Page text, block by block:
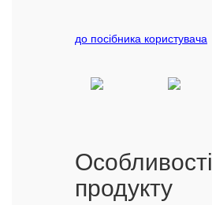
до посібника користувача
Особливості
продукту